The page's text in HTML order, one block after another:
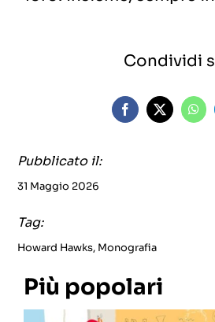
Condividi
Pubblicato il:
31 Maggio 2026
Tag:
Howard Hawks, Monografia
Più popolari